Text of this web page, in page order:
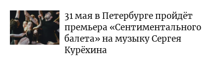
31 мая в Петербурге пройдёт
премьера «Сентиментального
балета» на музыку Сергея
Курёхина